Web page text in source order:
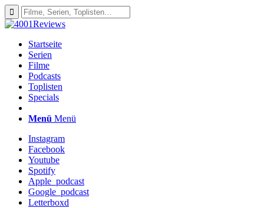
Startseite
Serien
Filme
Podcasts
Toplisten
Specials
Menü Menü
Instagram
Facebook
Youtube
Spotify
Apple_podcast
Google_podcast
Letterboxd